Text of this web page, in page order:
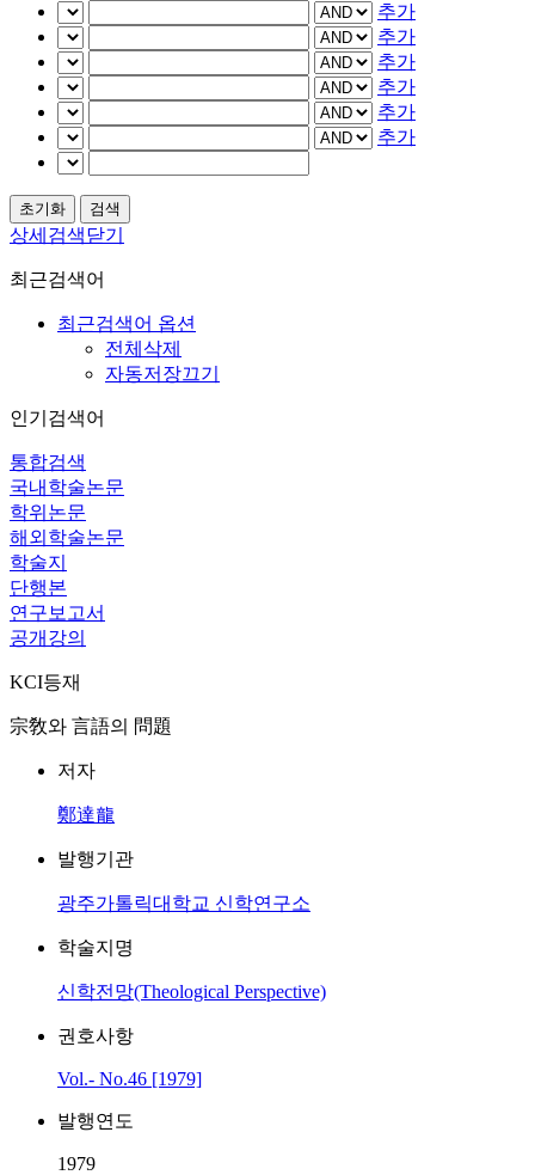
추가
추가
추가
추가
추가
추가
상세검색닫기
최근검색어
최근검색어 옵션
전체삭제
자동저장끄기
인기검색어
통합검색
국내학술논문
학위논문
해외학술논문
학술지
단행본
연구보고서
공개강의
KCI등재
宗敎와 言語의 問題
저자
鄭達龍
발행기관
광주가톨릭대학교 신학연구소
학술지명
신학전망(Theological Perspective)
권호사항
Vol.- No.46 [1979]
발행연도
1979